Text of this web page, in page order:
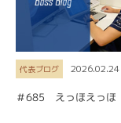
代表ブログ 2026.02.24
＃685 えっほえっほ